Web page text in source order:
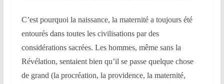
C’est pourquoi la naissance, la maternité a toujours été
entourés dans toutes les civilisations par des
considérations sacrées. Les hommes, même sans la
Révélation, sentaient bien qu’il se passe quelque chose
de grand (la procréation, la providence, la maternité,